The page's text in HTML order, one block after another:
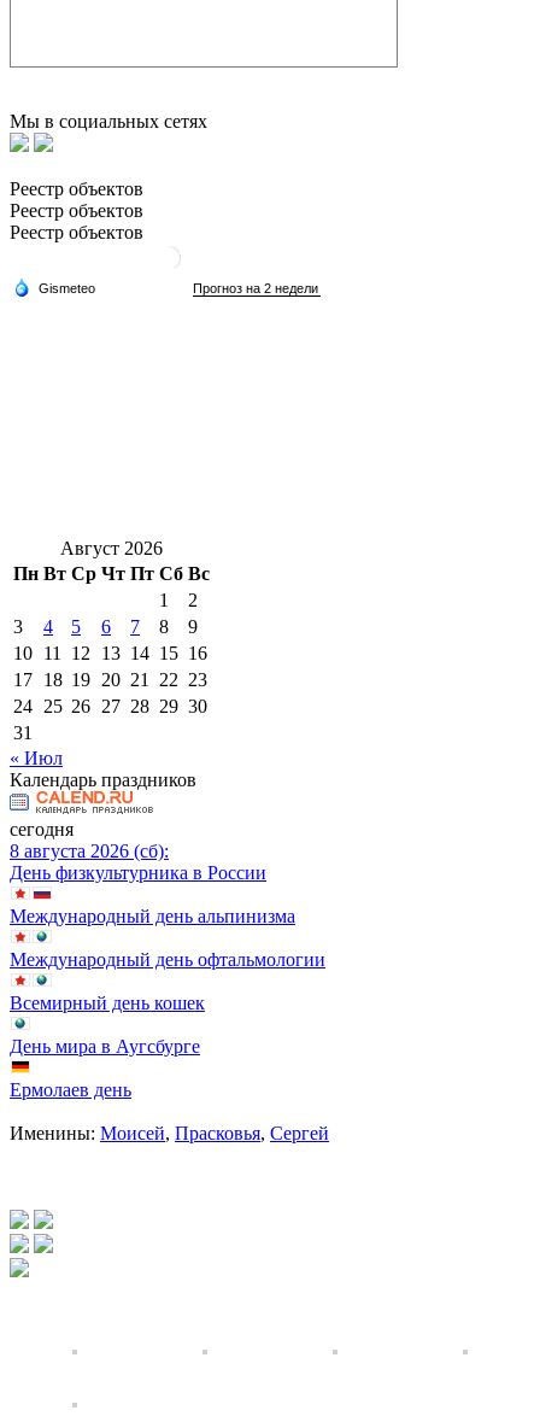
Мы в социальных сетях
Реестр объектов
Реестр объектов
Реестр объектов
Август 2026
Пн Вт Ср Чт Пт Сб Вс
1
2
3
4 5 6 7 8
9
10 11 12 13 14 15 16
17 18 19 20 21 22 23
24 25 26 27 28 29 30
31
« Июл
Календарь праздников
сегодня
8 августа 2026 (сб):
День физкультурника в России
Международный день альпинизма
Международный день офтальмологии
Всемирный день кошек
День мира в Аугсбурге
Ермолаев день
Именины: Моисей, Прасковья, Сергей